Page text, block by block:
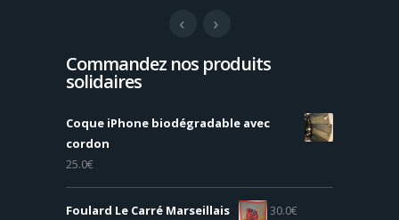
Commandez nos produits
solidaires
Coque iPhone biodégradable avec
cordon
25.0€
Foulard Le Carré Marseillais 30.0€